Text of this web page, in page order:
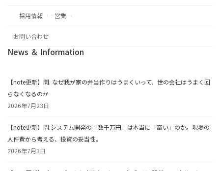
採用情報 ―営業―
お問い合わせ
News ＆ Information
【note更新】問. なぜ我が家の弁当作りはうまくいって、世の会社はうまく回
らなくなるのか
2026年7月23日
【note更新】問.システム開発の「数千万円」は本当に「高い」のか。現場の
人件費から考える、投資の妥当性。
2026年7月3日